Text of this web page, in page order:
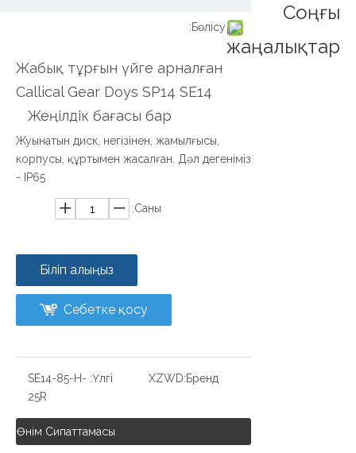
Бөлісу:
Жабық тұрғын үйге арналған
Callical Gear Doys SP14 SE14
Жеңілдік бағасы бар
Жуынатын диск, негізінен, жамылғысы,
корпусы, құртымен жасалған. Дәл дегеніміз
- IP65
Саны:
Біліп алыңыз
Себетке қосу
Үлгі:
SE14-85-H-
25R
Бренд:
XZWD
Өнім Сипаттамасы
Соңғы
жаңалықтар